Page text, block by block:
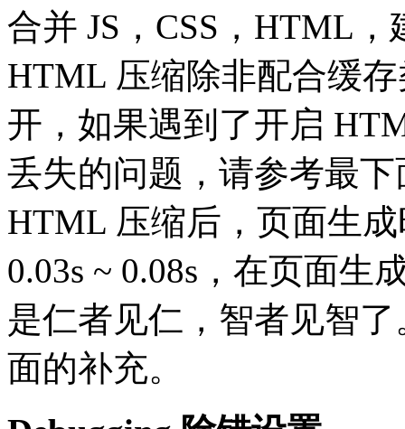
合并 JS，CSS，HTML，
HTML 压缩除非配合缓
开，如果遇到了开启
丢失的问题，请参考最
HTML 压缩后，页面生
0.03s ~ 0.08s，在页面生
是仁者见仁，智者见智
面的补充。